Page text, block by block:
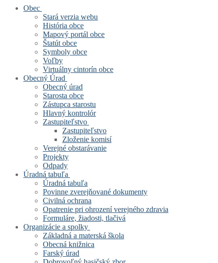
Obec
Stará verzia webu
História obce
Mapový portál obce
Štatút obce
Symboly obce
Voľby
Virtuálny cintorín obce
Obecný Úrad
Obecný úrad
Starosta obce
Zástupca starostu
Hlavný kontrolór
Zastupiteľstvo
Zastupiteľstvo
Zloženie komisí
Verejné obstarávanie
Projekty
Odpady
Úradná tabuľa
Úradná tabuľa
Povinne zverejňované dokumenty
Civilná ochrana
Opatrenie pri ohrození verejného zdravia
Formuláre, žiadosti, tlačivá
Organizácie a spolky
Základná a materská škola
Obecná knižnica
Farský úrad